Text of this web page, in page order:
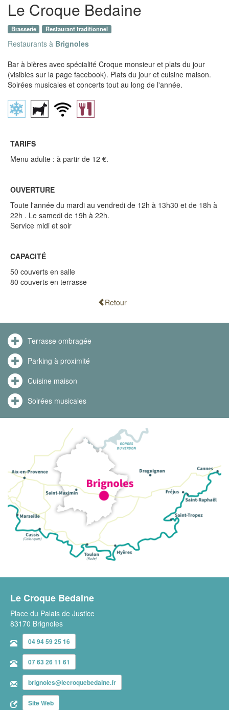
Le Croque Bedaine
Brasserie Restaurant traditionnel
Restaurants à Brignoles
Bar à bières avec spécialité Croque monsieur et plats du jour
(visibles sur la page facebook). Plats du jour et cuisine maison.
Soirées musicales et concerts tout au long de l'année.
TARIFS
Menu adulte : à partir de 12 €.
OUVERTURE
Toute l'année du mardi au vendredi de 12h à 13h30 et de 18h à
22h . Le samedi de 19h à 22h.
Service midi et soir
CAPACITÉ
50 couverts en salle
80 couverts en terrasse
Retour
Terrasse ombragée
Parking à proximité
Cuisine maison
Soirées musicales
Le Croque Bedaine
Place du Palais de Justice
83170 Brignoles
04 94 59 25 16
07 63 26 11 61
brignoles@lecroquebedaine.fr
Site Web